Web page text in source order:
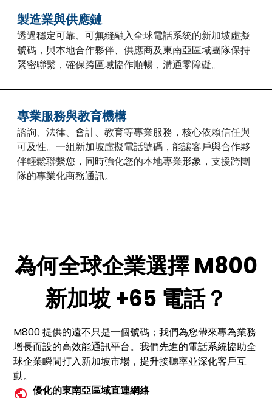
製造業與供應鏈
透過穩定可靠、可無縫融入全球電話系統的新加坡虛擬
號碼，與本地合作夥伴、供應商及東南亞區域團隊保持
緊密聯繫，確保跨區域協作順暢，溝通零障礙。
專業服務與教育機構
諮詢、法律、會計、教育等專業服務，核心依賴信任與
可及性。一組新加坡虛擬電話號碼，能讓客戶與合作夥
伴輕鬆聯繫您，同時強化您的本地專業形象，支援跨團
隊的專業化商務通訊。
為何全球企業選擇 M800
新加坡 +65 電話？
M800 提供的遠不只是一個號碼；我們為您帶來專為業務
增長而設的高效能通訊平台。我們先進的電話系統協助全
球企業瞬間打入新加坡市場，提升接聽率並深化客戶互
動。
優化的東南亞區域直連網絡